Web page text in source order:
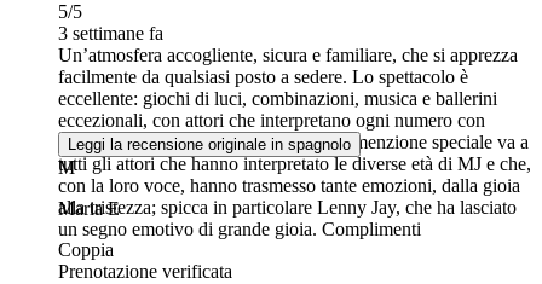
5/5
3 settimane fa
Un’atmosfera accogliente, sicura e familiare, che si apprezza
facilmente da qualsiasi posto a sedere. Lo spettacolo è
eccellente: giochi di luci, combinazioni, musica e ballerini
eccezionali, con attori che interpretano ogni numero con
grande intensità e professionalità. Una menzione speciale va a
tutti gli attori che hanno interpretato le diverse età di MJ e che,
con la loro voce, hanno trasmesso tante emozioni, dalla gioia
alla tristezza; spicca in particolare Lenny Jay, che ha lasciato
un segno emotivo di grande gioia. Complimenti
Leggi la recensione originale in spagnolo
M
Maria E
Coppia
Prenotazione verificata